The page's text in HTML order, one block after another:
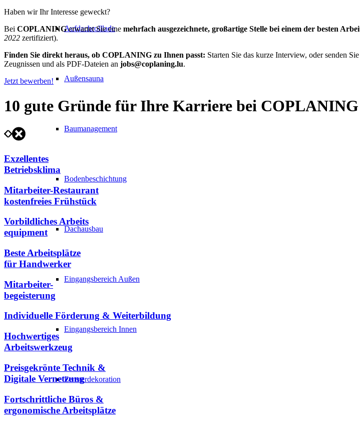
Aufdachrolllade
Außensauna
Baumanagement
Bodenbeschichtung
Dachausbau
Eingangsbereich Außen
Eingangsbereich Innen
Fensterdekoration
Haben wir Ihr Interesse geweckt?
Bei COPLANINGerwartet Sie eine mehrfach ausgezeichnete, großartige Stelle bei einem der besten
2022 zertifiziert).
Finden Sie direkt heraus, ob COPLANING zu Ihnen passt: Starten Sie das kurze Interview, oder senden
Zeugnissen und als PDF-Dateien an jobs@coplaning.lu.
Jetzt bewerben!
10 gute Gründe für Ihre Karriere bei COPLANING
Exzellentes
Betriebsklima
Mitarbeiter-Restaurant
kostenfreies Frühstück
Vorbildliches Arbeits
equipment
Beste Arbeitsplätze
für Handwerker
Mitarbeiter-
begeisterung
Individuelle Förderung & Weiterbildung
Hochwertiges
Arbeitswerkzeug
Preisgekrönte Technik &
Digitale Vernetzung
Fortschrittliche Büros &
ergonomische Arbeitsplätze